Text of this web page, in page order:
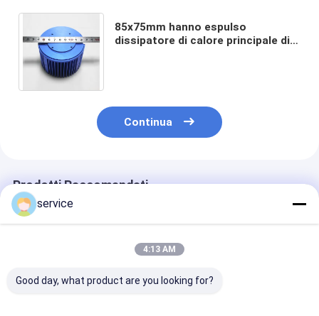
85x75mm hanno espulso
dissipatore di calore principale di
Continua
Prodotti Raccomandati
service
4:13 AM
Good day, what product are you looking for?